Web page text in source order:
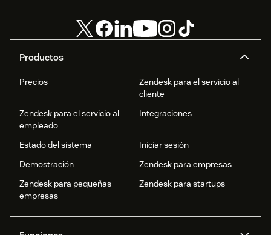
Productos
Precios
Zendesk para el servicio al
cliente
Zendesk para el servicio al
empleado
Integraciones
Estado del sistema
Iniciar sesión
Demostración
Zendesk para empresas
Zendesk para pequeñas
empresas
Zendesk para startups